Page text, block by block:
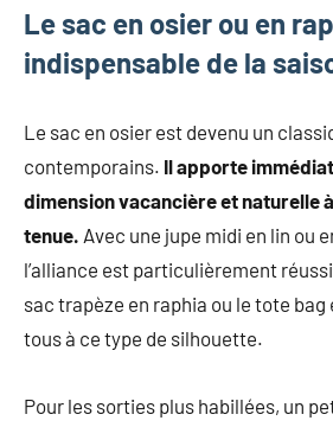
Le sac en osier ou en
indispensable de la
Le sac en osier est devenu un
contemporains. Il apporte
dimension vacancière et naturelle
tenue. Avec une jupe midi en lin ou
l’alliance est particulièrement
sac trapèze en raphia ou le tote bag
tous à ce type de silhouette.
Pour les sorties plus habillées, un